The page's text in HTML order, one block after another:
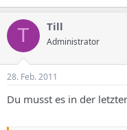
T Till
Administrator
28. Feb. 2011
Du musst es in der